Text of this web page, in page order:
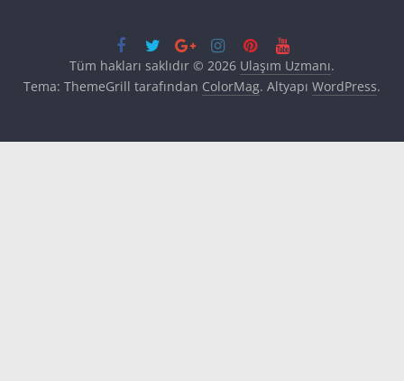
Tüm hakları saklıdır © 2026 Ulaşım Uzmanı.
Tema: ThemeGrill tarafından ColorMag. Altyapı WordPress.